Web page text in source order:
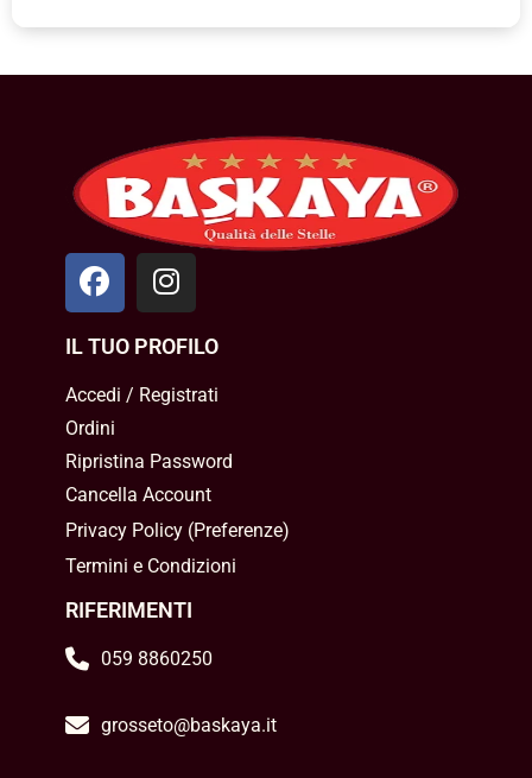
IL TUO PROFILO
Accedi / Registrati
Ordini
Ripristina Password
Cancella Account
Privacy Policy(Preferenze)
Termini e Condizioni
RIFERIMENTI
059 8860250
grosseto@baskaya.it